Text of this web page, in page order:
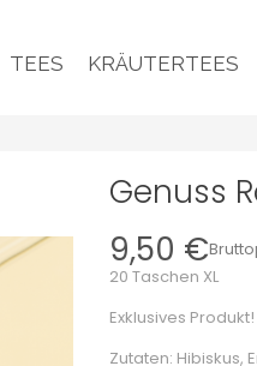
TEES KRÄUTERTEES
Genuss
9,50 €
20 Taschen XL
Exklusives Produkt!
Zutaten: Hibiskus,